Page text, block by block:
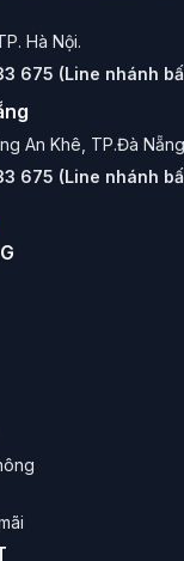
Hà Nội.
675 (Line nhánh
An Khê, TP.Đà Nẵng
675 (Line nhánh